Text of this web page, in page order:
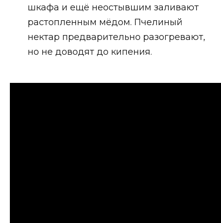
шкафа и ещё неостывшим заливают
растопленным мёдом. Пчелиный
нектар предварительно разогревают,
но не доводят до кипения.